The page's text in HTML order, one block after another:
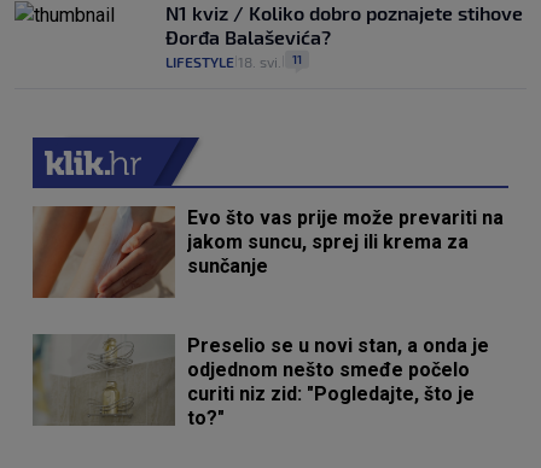
N1 kviz / Koliko dobro poznajete stihove
Đorđa Balaševića?
LIFESTYLE 18. svi. 11
Evo što vas prije može prevariti na
jakom suncu, sprej ili krema za
sunčanje
Preselio se u novi stan, a onda je
odjednom nešto smeđe počelo
curiti niz zid: "Pogledajte, što je
to?"